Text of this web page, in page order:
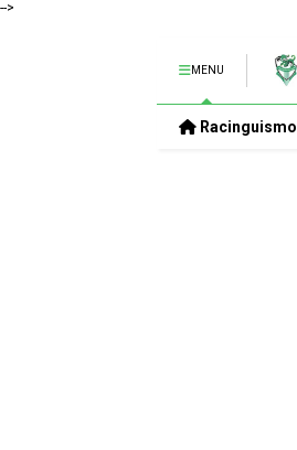
-->
MENU
Racinguismo